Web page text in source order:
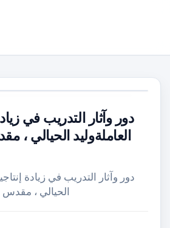
دور وآثار التدريب في
العاملةوليد الحيالي
دور وآثار التدريب في زيادة
الحيالي ،